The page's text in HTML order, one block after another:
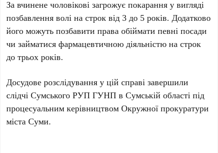
За вчинене чоловікові загрожує покарання у вигляді
позбавлення волі на строк від3 до 5 років. Додатково
його можуть позбавити права обіймати певні посади
чи займатися фармацевтичною діяльністю на строк
до трьох років.
Досудове розслідування у цій справі завершили
слідчіСумського РУП ГУНП в Сумській області під
процесуальним керівництвомОкружної прокуратури
міста Суми.